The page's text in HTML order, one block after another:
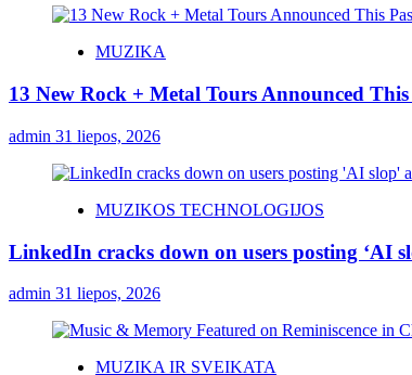
MUZIKA
13 New Rock + Metal Tours Announced This
admin 31 liepos, 2026
MUZIKOS TECHNOLOGIJOS
LinkedIn cracks down on users posting ‘AI
admin 31 liepos, 2026
MUZIKA IR SVEIKATA